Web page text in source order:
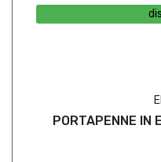
PORTAPENNE IN